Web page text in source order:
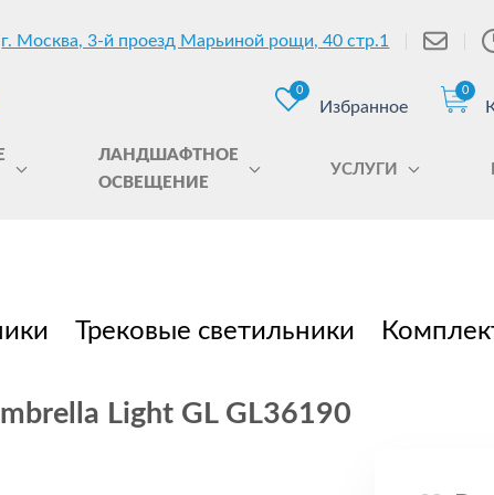
г. Москва, 3-й проезд Марьиной рощи, 40 стр.1
0
Избранное
0
ЛАНДШАФТНОЕ
ОСВЕЩЕНИЕ
УСЛУГИ
Трековые светильники
Light GL GL36190